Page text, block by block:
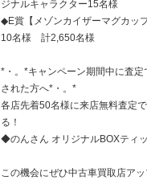
ジナルキャラクター15名様
◆E賞【メゾンカイザーマグカ
10名様 計2,650名様
*・。*キャンペーン期間中に査定
された方へ*・。*
各店先着50名様に来店無料査定で
る！
◆のんさん オリジナルBOXティ
この機会にぜひ中古車買取店ア